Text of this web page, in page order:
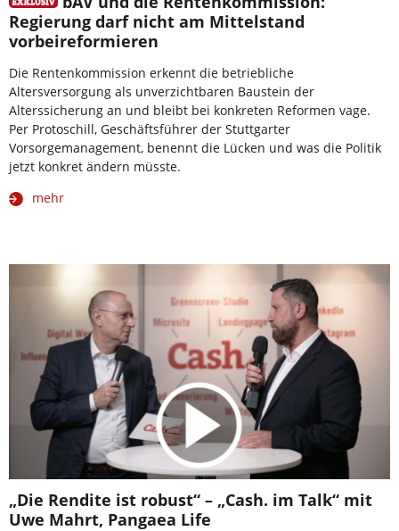
Regierung darf nicht am Mittelstand
vorbeireformieren
Die Rentenkommission erkennt die betriebliche
Altersversorgung als unverzichtbaren Baustein der
Alterssicherung an und bleibt bei konkreten Reformen vage.
Per Protoschill, Geschäftsführer der Stuttgarter
Vorsorgemanagement, benennt die Lücken und was die Politik
jetzt konkret ändern müsste.
mehr
„Die Rendite ist robust“ – „Cash. im Talk“ mit
Uwe Mahrt, Pangaea Life